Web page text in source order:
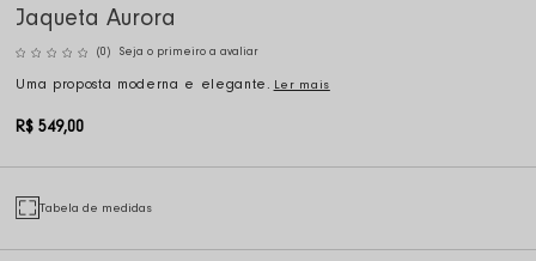
Jaqueta Aurora
(0) Seja o primeiro a avaliar
Uma proposta moderna e elegante. Ler mais
R$ 549,00
Tabela de medidas